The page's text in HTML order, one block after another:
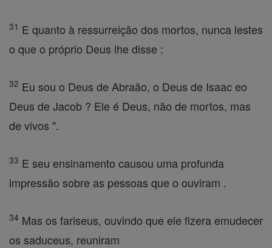
31 E quanto à ressurreição dos mortos, nunca lestes
o que o próprio Deus lhe disse :
32 Eu sou o Deus de Abraão, o Deus de Isaac eo
Deus de Jacob ? Ele é Deus, não de mortos, mas
de vivos ".
33 E seu ensinamento causou uma profunda
impressão sobre as pessoas que o ouviram .
34 Mas os fariseus, ouvindo que ele fizera emudecer
os saduceus, reuniram